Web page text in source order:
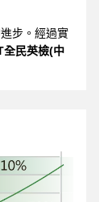
步。經過實
全民英檢(中